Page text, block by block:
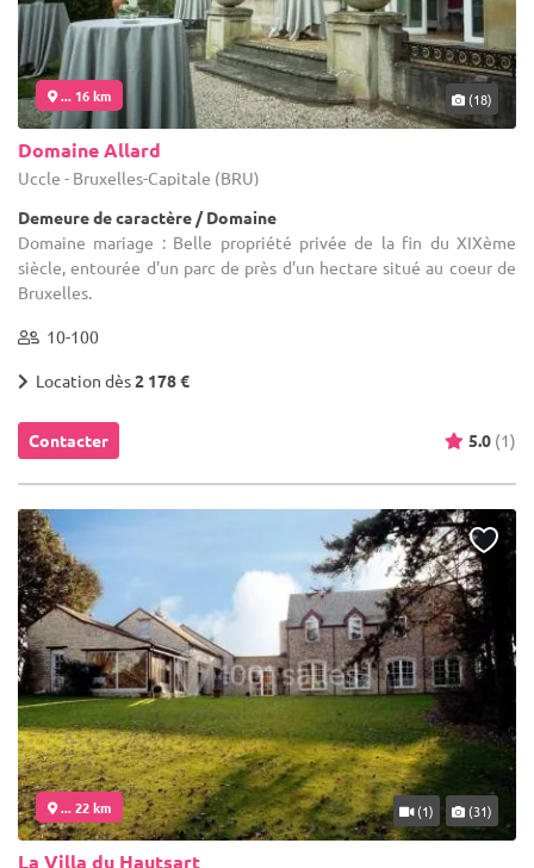
... 16 km (18)
Domaine Allard
Uccle - Bruxelles-Capitale (BRU)
Demeure de caractère / Domaine
Domaine mariage : Belle propriété privée de la fin du XIXème
siècle, entourée d'un parc de près d'un hectare situé au coeur de
Bruxelles.
10-100
Location dès2 178 €
Contacter 5.0 (1)
... 22 km (1) (31)
La Villa du Hautsart